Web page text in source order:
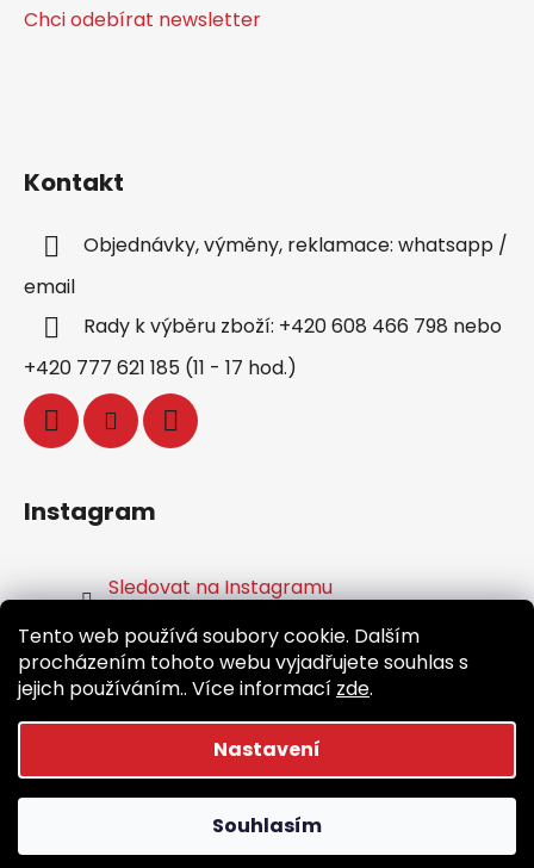
Tento web používá soubory cookie. Dalším
procházením tohoto webu vyjadřujete souhlas s
jejich používáním.. Více informací zde.
Nastavení
Souhlasím
Chci odebírat newsletter
Kontakt
Objednávky, výměny, reklamace: whatsapp /
email
Rady k výběru zboží: +420 608 466 798 nebo
+420 777 621 185 (11 - 17 hod.)
Instagram
Sledovat na Instagramu
Facebook
Vytvořil Shoptet
Běž.cz. Všechna práva vyhrazena.
Upravit nastavení cookies